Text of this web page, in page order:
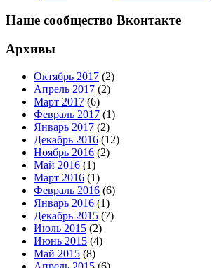
Наше сообщество Вконтакте
Архивы
Октябрь 2017 (2)
Апрель 2017 (2)
Март 2017 (6)
Февраль 2017 (1)
Январь 2017 (2)
Декабрь 2016 (12)
Ноябрь 2016 (2)
Май 2016 (1)
Март 2016 (1)
Февраль 2016 (6)
Январь 2016 (1)
Декабрь 2015 (7)
Июль 2015 (2)
Июнь 2015 (4)
Май 2015 (8)